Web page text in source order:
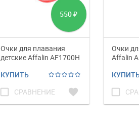
550 ₽
Очки для плавания
детские Affalin AF1700H
КУПИТЬ
check_box_outline_blank СРАВНЕНИЕ favorite
Очки
Affalin
check_box_outline_blank